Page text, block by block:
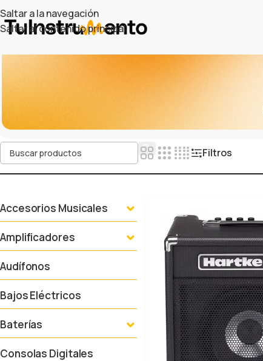
Saltar a la navegación
Saltar al contenido principal
Filtros
Accesorios Musicales
Amplificadores
Audífonos
Bajos Eléctricos
Baterías
Consolas Digitales